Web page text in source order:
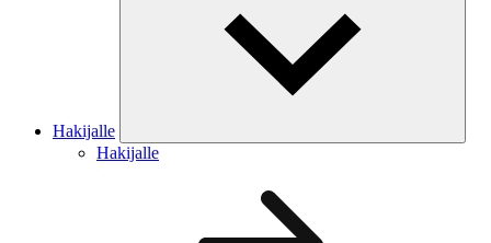
Hakijalle
Hakijalle